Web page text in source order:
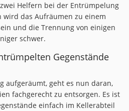
Helfern bei der Entrümpelung
wird das Aufräumen zu einem
und die Trennung von einigen
schwer.
Gegenstände
aufgeräumt, geht es nun daran,
fachgerecht zu entsorgen. Es ist
einfach im Kellerabteil